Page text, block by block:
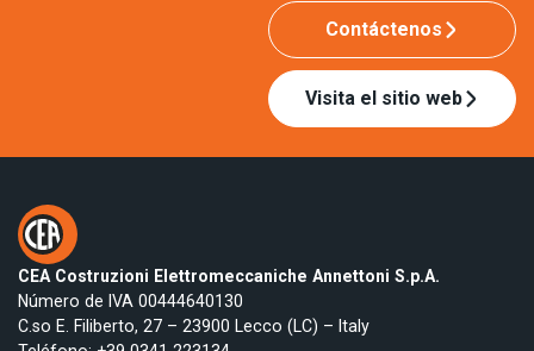
Contáctenos
Visita el sitio web
CEA Costruzioni Elettromeccaniche Annettoni S.p.A.
Número de IVA 00444640130
C.so E. Filiberto, 27 – 23900 Lecco (LC) – Italy